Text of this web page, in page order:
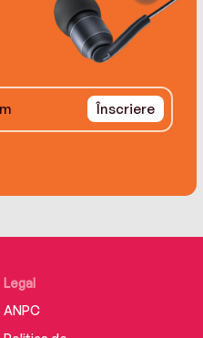
Înscriere
Legal
ANPC